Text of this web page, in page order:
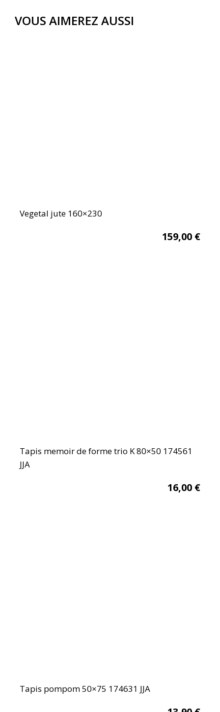
VOUS AIMEREZ AUSSI
Vegetal jute 160×230
159,00 €
Tapis memoir de forme trio K 80×50 174561
JJA
16,00 €
Tapis pompom 50×75 174631 JJA